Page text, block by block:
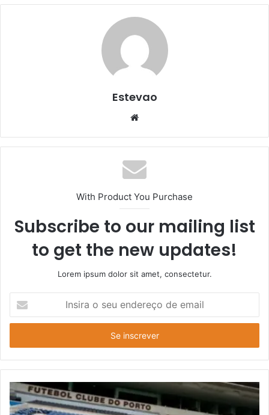
Estevao
Website
With Product You Purchase
Subscribe to our mailing list
to get the new updates!
Lorem ipsum dolor sit amet, consectetur.
seu
de
email